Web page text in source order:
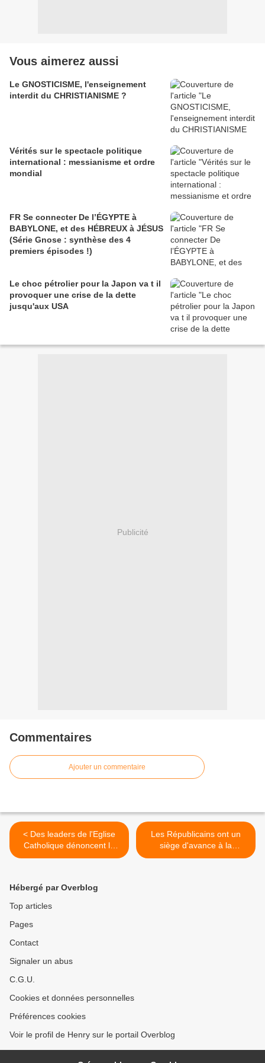
Vous aimerez aussi
Le GNOSTICISME, l'enseignement
interdit du CHRISTIANISME ?
Vérités sur le spectacle politique
international : messianisme et ordre
mondial
FR Se connecter De l’ÉGYPTE à
BABYLONE, et des HÉBREUX à JÉSUS
(Série Gnose : synthèse des 4
premiers épisodes !)
Le choc pétrolier pour la Japon va t il
provoquer une crise de la dette
jusqu'aux USA
Publicité
Commentaires
Ajouter un commentaire
< Des leaders de l'Eglise
Catholique dénoncent le
Nouvel Ordre Mondial
Les Républicains ont un
siège d'avance à la
Chambre et cela laisse
Hébergé par Overblog
Top articles
Pages
Contact
Signaler un abus
C.G.U.
Cookies et données personnelles
Préférences cookies
Voir le profil de Henry sur le portail Overblog